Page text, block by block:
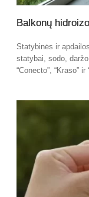
Balkonų
Statybinės ir
statybai, sodo,
“Conecto”, “Kraso” ir